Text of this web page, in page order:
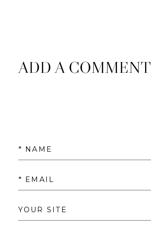
ADD A COMMENT